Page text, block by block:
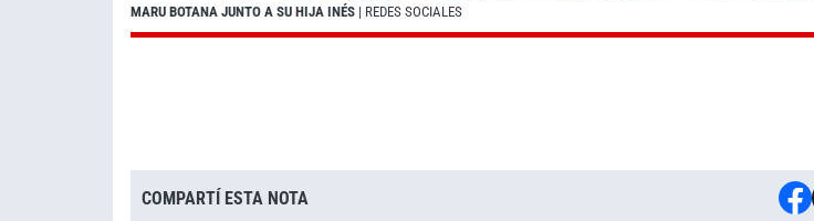
MARU BOTANA JUNTO A SU HIJA INÉS | REDES SOCIALES
COMPARTÍ ESTA NOTA